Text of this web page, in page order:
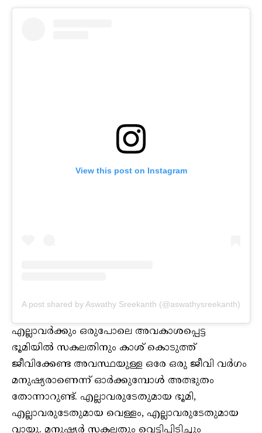
View this post on Instagram
A post shared by Aswathy Sreekanth (@aswathysreekanth)
എല്ലാവർക്കും ഒരുപോലെ അവകാശപ്പെട്ട
ഭൂമിയിൽ സകലതിനും കാശ് കൊടുത്ത്
ജീവിക്കേണ്ട അവസ്ഥയുള്ള ഒരേ ഒരു ജീവി വർഗം
മനുഷ്യരാണെന്ന് ഓർക്കുമ്പോൾ അത്ഭുതം
തോന്നാറുണ്ട്. എല്ലാവരുടേതുമായ ഭൂമി,
എല്ലാവരുടേതുമായ വെള്ളം, എല്ലാവരുടേതുമായ
വായു. മനുഷ്യർ സകലതും വെട്ടിപ്പിടിച്ചും